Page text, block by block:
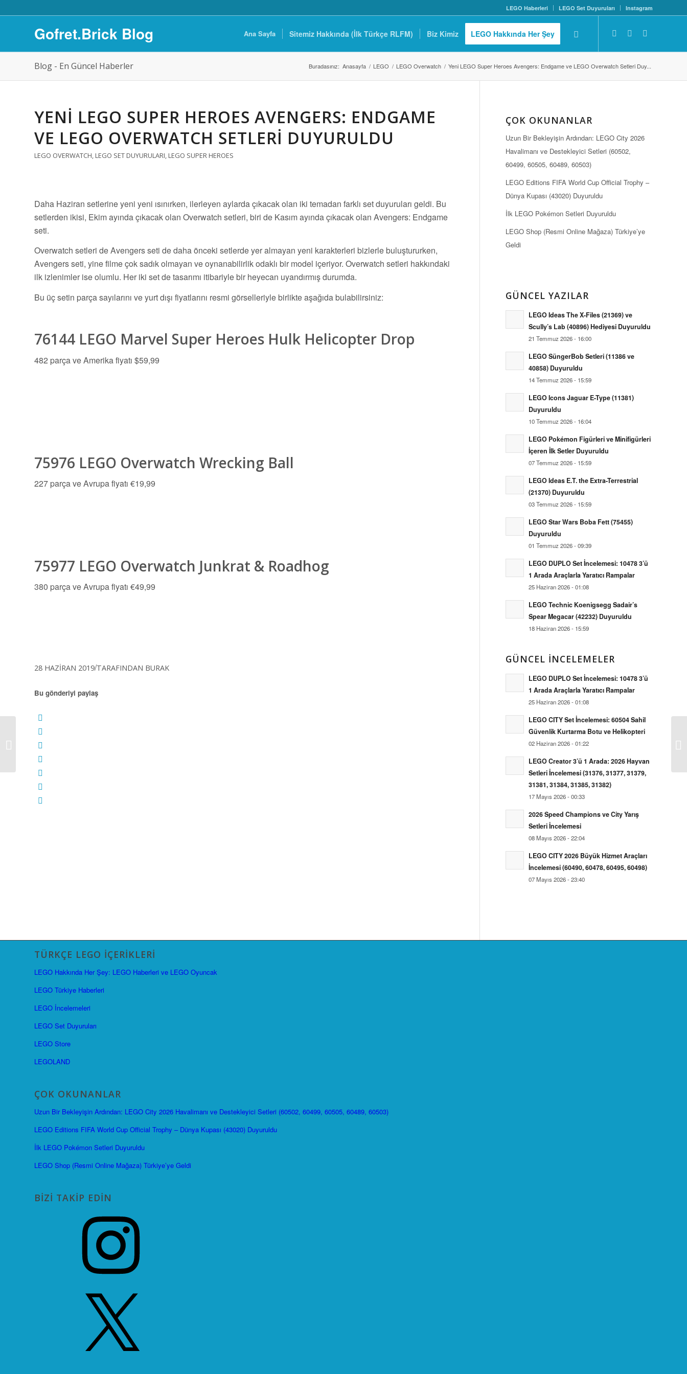
LEGO Haberleri LEGO Set Duyuruları Instagram
Gofret.Brick Blog Ana Sayfa Sitemiz Hakkında (İlk Türkçe RLFM) Biz Kimiz LEGO Hakkında Her Şey
Blog - En Güncel Haberler Buradasınız: Anasayfa / LEGO / LEGO Overwatch / Yeni LEGO Super Heroes Avengers: Endgame ve LEGO Overwatch Setleri Duy...
YENI LEGO SUPER HEROES AVENGERS: ENDGAME
VE LEGO OVERWATCH SETLERI DUYURULDU
LEGO OVERWATCH, LEGO SET DUYURULARI, LEGO SUPER HEROES
Daha Haziran setlerine yeni yeni ısınırken, ilerleyen aylarda çıkacak olan iki temadan farklı set duyuruları geldi. Bu
setlerden ikisi, Ekim ayında çıkacak olan Overwatch setleri, biri de Kasım ayında çıkacak olan Avengers: Endgame
seti.
Overwatch setleri de Avengers seti de daha önceki setlerde yer almayan yeni karakterleri bizlerle buluştururken,
Avengers seti, yine filme çok sadık olmayan ve oynanabilirlik odaklı bir model içeriyor. Overwatch setleri hakkındaki
ilk izlenimler ise olumlu. Her iki set de tasarımı itibariyle bir heyecan uyandırmış durumda.
Bu üç setin parça sayılarını ve yurt dışı fiyatlarını resmi görselleriyle birlikte aşağıda bulabilirsiniz:
76144 LEGO Marvel Super Heroes Hulk Helicopter Drop
482 parça ve Amerika fiyatı $59,99
75976 LEGO Overwatch Wrecking Ball
227 parça ve Avrupa fiyatı €19,99
75977 LEGO Overwatch Junkrat & Roadhog
380 parça ve Avrupa fiyatı €49,99
28 HAZIRAN 2019/TARAFINDAN BURAK
Bu gönderiyi paylaş
ÇOK OKUNANLAR
Uzun Bir Bekleyişin Ardından: LEGO City 2026
Havalimanı ve Destekleyici Setleri (60502,
60499, 60505, 60489, 60503)
LEGO Editions FIFA World Cup Official Trophy –
Dünya Kupası (43020) Duyuruldu
İlk LEGO Pokémon Setleri Duyuruldu
LEGO Shop (Resmi Online Mağaza) Türkiye’ye
Geldi
GÜNCEL YAZILAR
LEGO Ideas The X-Files (21369) ve
Scully’s Lab (40896) Hediyesi Duyuruldu
21 Temmuz 2026 - 16:00
LEGO SüngerBob Setleri (11386 ve
40858) Duyuruldu
14 Temmuz 2026 - 15:59
LEGO Icons Jaguar E-Type (11381)
Duyuruldu
10 Temmuz 2026 - 16:04
LEGO Pokémon Figürleri ve Minifigürleri
İçeren İlk Setler Duyuruldu
07 Temmuz 2026 - 15:59
LEGO Ideas E.T. the Extra-Terrestrial
(21370) Duyuruldu
03 Temmuz 2026 - 15:59
LEGO Star Wars Boba Fett (75455)
Duyuruldu
01 Temmuz 2026 - 09:39
LEGO DUPLO Set İncelemesi: 10478 3’ü
1 Arada Araçlarla Yaratıcı Rampalar
25 Haziran 2026 - 01:08
LEGO Technic Koenigsegg Sadair’s
Spear Megacar (42232) Duyuruldu
18 Haziran 2026 - 15:59
GÜNCEL İNCELEMELER
LEGO DUPLO Set İncelemesi: 10478 3’ü
1 Arada Araçlarla Yaratıcı Rampalar
25 Haziran 2026 - 01:08
LEGO CITY Set İncelemesi: 60504 Sahil
Güvenlik Kurtarma Botu ve Helikopteri
02 Haziran 2026 - 01:22
LEGO Creator 3’ü 1 Arada: 2026 Hayvan
Setleri İncelemesi (31376, 31377, 31379,
31381, 31384, 31385, 31382)
17 Mayıs 2026 - 00:33
2026 Speed Champions ve City Yarış
Setleri İncelemesi
08 Mayıs 2026 - 22:04
LEGO CITY 2026 Büyük Hizmet Araçları
İncelemesi (60490, 60478, 60495, 60498)
07 Mayıs 2026 - 23:40
TÜRKÇE LEGO İÇERIKLERI
LEGO Hakkında Her Şey: LEGO Haberleri ve LEGO Oyuncak
LEGO Türkiye Haberleri
LEGO İncelemeleri
LEGO Set Duyuruları
LEGO Store
LEGOLAND
ÇOK OKUNANLAR
Uzun Bir Bekleyişin Ardından: LEGO City 2026 Havalimanı ve Destekleyici Setleri (60502, 60499, 60505, 60489, 60503)
LEGO Editions FIFA World Cup Official Trophy – Dünya Kupası (43020) Duyuruldu
İlk LEGO Pokémon Setleri Duyuruldu
LEGO Shop (Resmi Online Mağaza) Türkiye’ye Geldi
BIZI TAKIP EDIN
LEGO NINJAGO Set
İncelemesi: 70671
Lloyd’s Journey
(Lloyd’un Y...